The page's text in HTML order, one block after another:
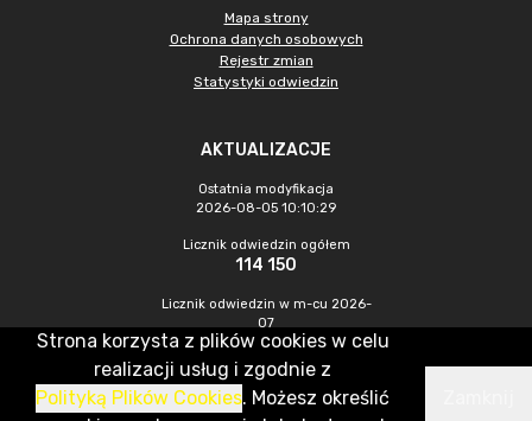
Mapa strony
Ochrona danych osobowych
Rejestr zmian
Statystyki odwiedzin
AKTUALIZACJE
Ostatnia modyfikacja
2026-08-05 10:10:29
Licznik odwiedzin ogółem
114 150
Licznik odwiedzin w m-cu 2026-
07
669
CMS & Hosting: Nefeni Sp. z o.o.
Strona korzysta z plików cookies w celu
realizacji usług i zgodnie z
Polityką Plików Cookies. Możesz określić